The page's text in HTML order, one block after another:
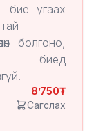
бие угаах
болгоно,
биед
8’750
Сагслах